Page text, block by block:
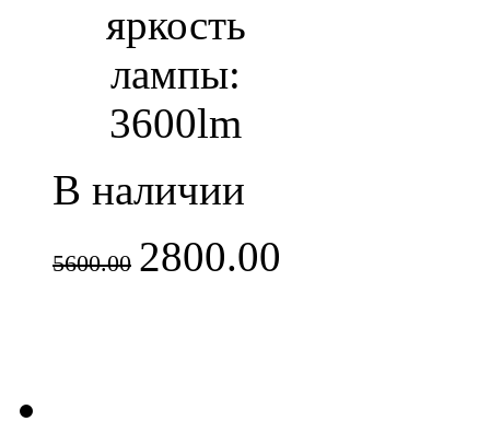
яркость
лампы:
3600lm
В наличии
5600.00 2800.00